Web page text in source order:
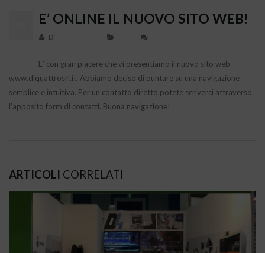
E’ ONLINE IL NUOVO SITO WEB!
Di
E’ con gran piacere che vi presentiamo il nuovo sito web
www.diquattrosrl.it. Abbiamo deciso di puntare su una navigazione
semplice e intuitiva. Per un contatto diretto potete scriverci attraverso
l’apposito form di contatti. Buona navigazione!
ARTICOLI CORRELATI